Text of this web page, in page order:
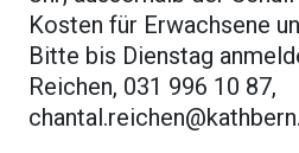
Kosten für Erwachsene
Bitte bis Dienstag
Reichen, 031 996 10 87,